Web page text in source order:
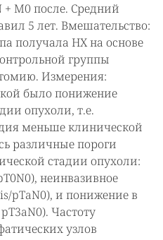
+ M0 после. Средний
5 лет. Вмешательство:
получала НХ на основе
группы
Измерения:
было понижение
опухоли, т.е.
меньше клинической
различные пороги
стадии опухоли:
неинвазивное
pTaN0), и понижение в
Частоту
узлов